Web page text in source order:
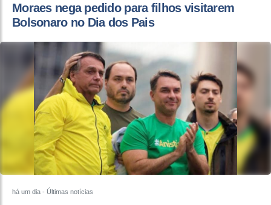
Moraes nega pedido para filhos visitarem
Bolsonaro no Dia dos Pais
há um dia - Últimas notícias